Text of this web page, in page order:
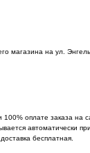
магазина на ул.
100% оплате заказа на
автоматически
бесплатная.